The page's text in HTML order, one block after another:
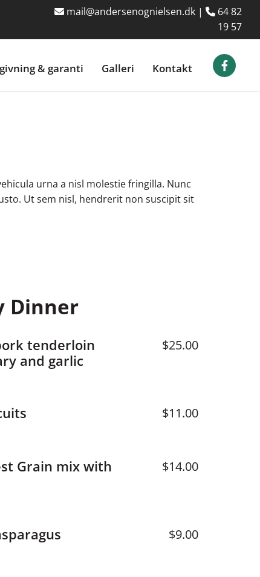
 mail@andersenognielsen.dk |  64 82
19 57
& garanti Galleri Kontakt
urna a nisl molestie fringilla. Nunc
Ut sem nisl, hendrerit non suscipit sit
Dinner
tenderloin
and garlic
$25.00
$11.00
Grain mix with
$14.00
$9.00